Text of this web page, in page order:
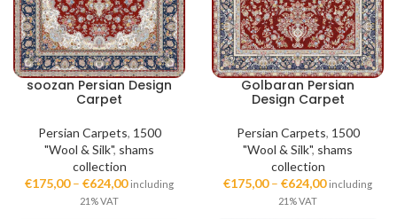
soozan Persian Design
Carpet
Persian Carpets, 1500
"Wool & Silk", shams
collection
€175,00– €624,00 including
21% VAT
Golbaran Persian
Design Carpet
Persian Carpets, 1500
"Wool & Silk", shams
collection
€175,00– €624,00 including
21% VAT